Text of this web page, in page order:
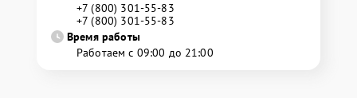
+7 (800) 301-55-83
+7 (800) 301-55-83
Время работы
Работаем с 09:00 до 21:00